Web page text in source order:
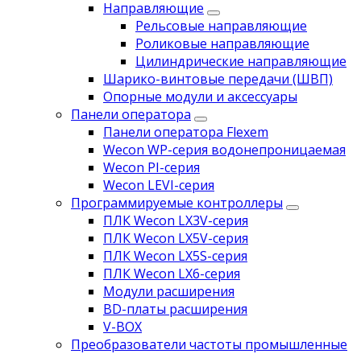
Направляющие
Рельсовые направляющие
Роликовые направляющие
Цилиндрические направляющие
Шарико-винтовые передачи (ШВП)
Опорные модули и аксессуары
Панели оператора
Панели оператора Flexem
Wecon WP-серия водонепроницаемая
Wecon PI-серия
Wecon LEVI-серия
Программируемые контроллеры
ПЛК Wecon LX3V-серия
ПЛК Wecon LX5V-серия
ПЛК Wecon LX5S-серия
ПЛК Wecon LX6-серия
Модули расширения
BD-платы расширения
V-BOX
Преобразователи частоты промышленные